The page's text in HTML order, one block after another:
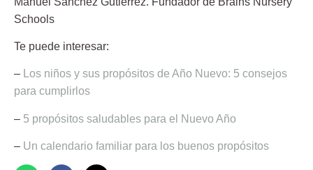
Schools
Te puede interesar:
–
Los niños y sus propósitos de Año Nuevo: 5 consejos
para cumplirlos
– 5 propósitos saludables para el Nuevo Año
– Un calendario familiar para los buenos propósitos